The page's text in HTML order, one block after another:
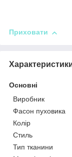
Приховати
Основні
Виробник
Фасон пуховика
Колір
Стиль
Тип тканини